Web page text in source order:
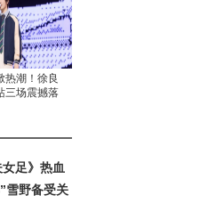
热潮！徐良
三场震撼落
足》热血
雪野备受关